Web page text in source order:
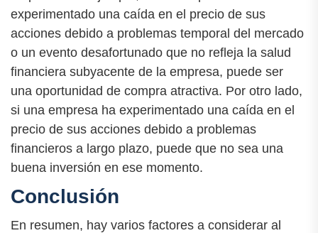
experimentado una caída en el precio de sus
acciones debido a problemas temporal del mercado
o un evento desafortunado que no refleja la salud
financiera subyacente de la empresa, puede ser
una oportunidad de compra atractiva. Por otro lado,
si una empresa ha experimentado una caída en el
precio de sus acciones debido a problemas
financieros a largo plazo, puede que no sea una
buena inversión en ese momento.
Conclusión
En resumen, hay varios factores a considerar al